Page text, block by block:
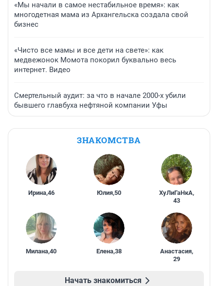
«Мы начали в самое нестабильное время»: как
многодетная мама из Архангельска создала свой
бизнес
«Чисто все мамы и все дети на свете»: как
медвежонок Момота покорил буквально весь
интернет. Видео
Смертельный аудит: за что в начале 2000-х убили
бывшего главбуха нефтяной компании Уфы
ЗНАКОМСТВА
Ирина,46 Юлия,50 ХуЛиГаНкА,
43
Милана,40 Елена,38 Анастасия,
29
Начать знакомиться